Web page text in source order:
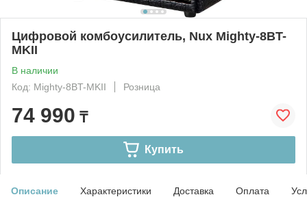
Цифровой комбоусилитель, Nux Mighty-8BT-
MKII
В наличии
Код: Mighty-8BT-MKII
Розница
74 990 ₸
Купить
Описание Характеристики Доставка Оплата